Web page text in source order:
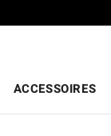
ACCESSOIRES